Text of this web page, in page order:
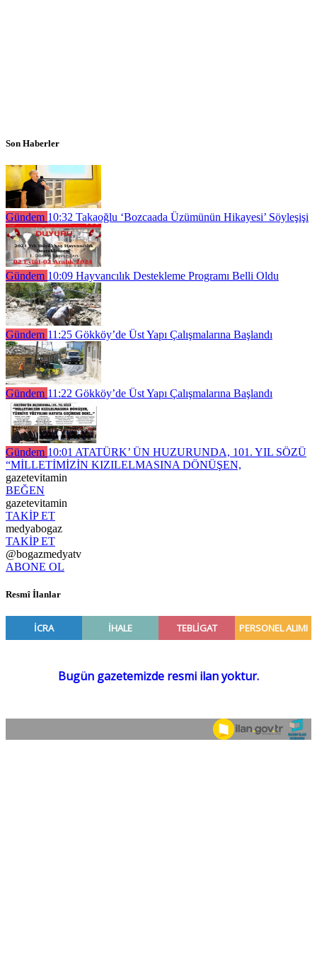
Son Haberler
Gündem 10:32 Takaoğlu ‘Bozcaada Üzümünün Hikayesi’ Söyleşişi
Gündem 10:09 Hayvancılık Destekleme Programı Belli Oldu
Gündem 11:25 Gökköy’de Üst Yapı Çalışmalarına Başlandı
Gündem 11:22 Gökköy’de Üst Yapı Çalışmalarına Başlandı
Gündem 10:01 ATATÜRK’ ÜN HUZURUNDA, 101. YIL SÖZÜ
“MİLLETİMİZİN KIZILELMASINA DÖNÜŞEN,
gazetevitamin
BEĞEN
gazetevitamin
TAKİP ET
medyabogaz
TAKİP ET
@bogazmedyatv
ABONE OL
Resmî İlanlar